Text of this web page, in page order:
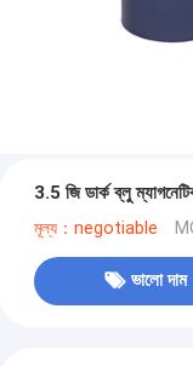
3.5 জি ডার্ক ব্লু
মূল্য：negotiable
ভালো দাম